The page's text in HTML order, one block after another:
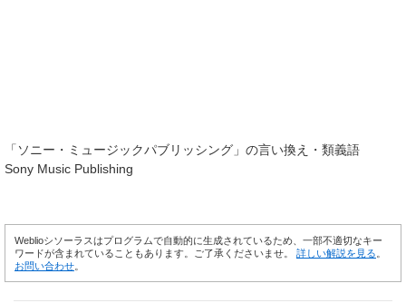
「 ソニー・ミュージックパブリッシング 」の言い換え・類義語
Sony Music Publishing
Weblioシソーラスはプログラムで自動的に生成されているため、一部不適切なキー
ワードが含まれていることもあります。ご了承くださいませ。 詳しい解説を見る
お問い合わせ